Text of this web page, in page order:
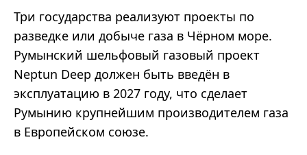
Три государства реализуют проекты по
разведке или добыче газа в Чёрном море.
Румынский шельфовый газовый проект
Neptun Deep должен быть введён в
эксплуатацию в 2027 году, что сделает
Румынию крупнейшим производителем газа
в Европейском союзе.